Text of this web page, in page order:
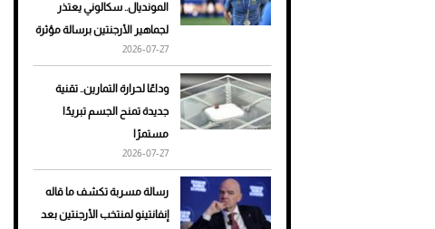
هوى الأبطال
أفضل تدريج للشعر الطويل
لإطلالة جريئة وعصرية
للرجال
المونديال.. سكالوني يعتذر
لجماهير الأرجنتين برسالة مؤثرة
2026-07-27
وداعًا لحرارة التمارين.. تقنية
جديدة تمنح الجسم تبريدًا
مستمرًا
2026-07-27
رسالة مسربة تكشف ما قاله
إنفانتينو لمنتخب الأرجنتين بعد